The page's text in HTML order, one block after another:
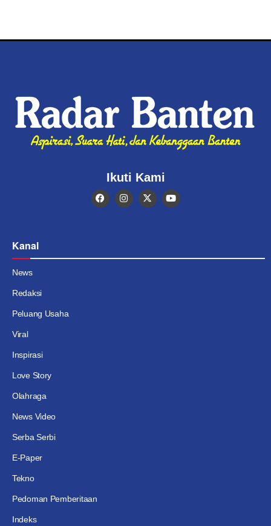
Ikuti Kami
Kanal
News
Redaksi
Peluang Usaha
Viral
Inspirasi
Love Story
Olahraga
News Video
Serba Serbi
E-Paper
Tekno
Pedoman Pemberitaan
Indeks